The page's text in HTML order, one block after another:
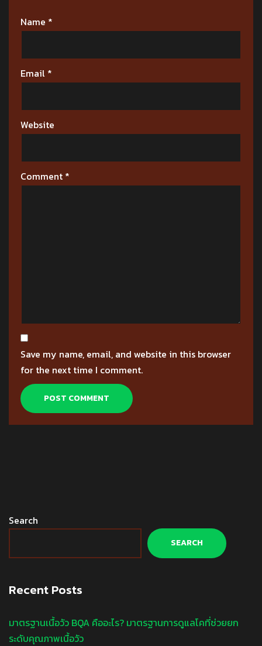
Name *
Email *
Website
Comment *
Save my name, email, and website in this browser
for the next time I comment.
Search
SEARCH
Recent Posts
มาตรฐานเนื้อวัว BQA คืออะไร? มาตรฐานการดูแลโคที่ช่วยยก
ระดับคุณภาพเนื้อวัว